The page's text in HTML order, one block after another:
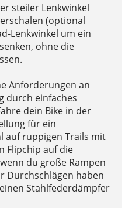
steiler Lenkwinkel
(optional
Lenkwinkel um ein
ohne die
Anforderungen an
durch einfaches
dein Bike in der
für ein
auf ruppigen Trails mit
Flipchip auf die
du große Rampen
Durchschlägen haben
Stahlfederdämpfer